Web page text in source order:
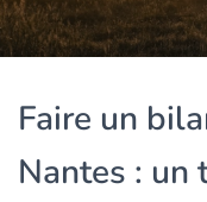
Faire un
Nantes :